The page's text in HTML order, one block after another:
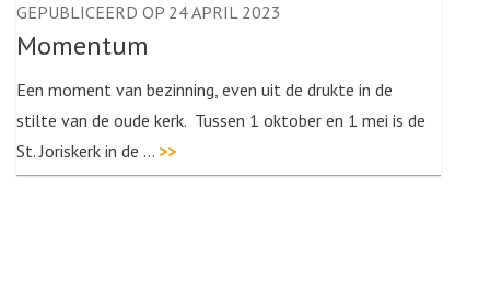
GEPUBLICEERD OP 24 APRIL 2023
Momentum
Een moment van bezinning, even uit de drukte in de
stilte van de oude kerk. Tussen 1 oktober en 1 mei is de
St. Joriskerk in de … >>